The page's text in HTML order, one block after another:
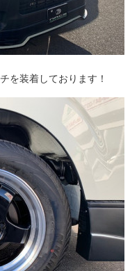
を装着しております！